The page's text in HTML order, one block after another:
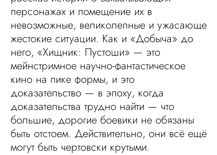
персонажах и помещение их в
невозможные, великолепные и ужасающе
жестокие ситуации. Как и «Добыча» до
него, «Хищник: Пустоши» — это
мейнстримное научно-фантастическое
кино на пике формы, и это
доказательство — в эпоху, когда
доказательства трудно найти — что
большие, дорогие боевики не обязаны
быть отстоем. Действительно, они всё ещё
могут быть чертовски крутыми.